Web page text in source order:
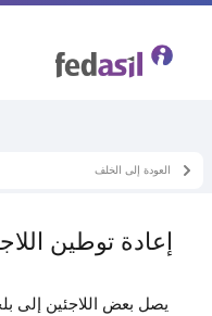
جميع الموضوعات
إجراءات أخرى
العودة إلى الخلف
إعادة توطين
يصل بعض اللاجئين إلى